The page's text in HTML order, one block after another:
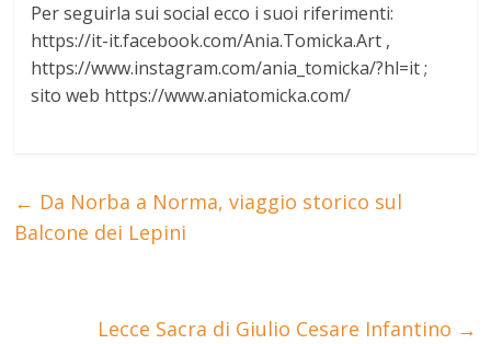
Per seguirla sui social ecco i suoi riferimenti:
https://it-it.facebook.com/Ania.Tomicka.Art ,
https://www.instagram.com/ania_tomicka/?hl=it ;
sito web https://www.aniatomicka.com/
← Da Norba a Norma, viaggio storico sul
Balcone dei Lepini
Lecce Sacra di Giulio Cesare Infantino →